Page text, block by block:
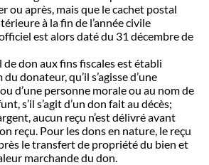
ou après, mais que le cachet postal
à la fin de l’année civile
est alors daté du 31 décembre de
de don aux fins fiscales est établi
donateur, qu’il s’agisse d’une
d’une personne morale ou au nom de
s’il s’agit d’un don fait au décès;
aucun reçu n’est délivré avant
reçu. Pour les dons en nature, le reçu
le transfert de propriété du bien et
marchande du don.